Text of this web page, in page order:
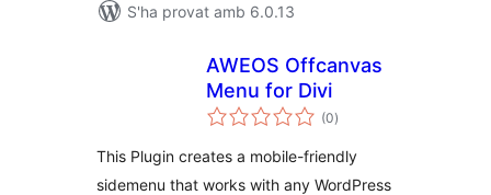
S'ha provat amb 6.0.13
AWEOS Offcanvas
Menu for Divi
(0puntuacions
totals
)
This Plugin creates a mobile-friendly
sidemenu that works with any WordPress